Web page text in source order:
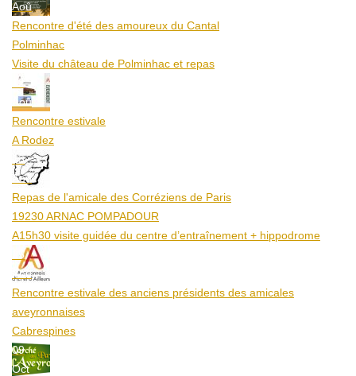
Aoû
Rencontre d'été des amoureux du Cantal
Polminhac
Visite du château de Polminhac et repas
12
Aoû
Rencontre estivale
A Rodez
23
Aoû
Repas de l'amicale des Corréziens de Paris
19230 ARNAC POMPADOUR
A15h30 visite guidée du centre d’entraînement + hippodrome
25
Aoû
Rencontre estivale des anciens présidents des amicales
aveyronnaises
Cabrespines
09
Oct